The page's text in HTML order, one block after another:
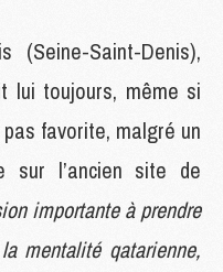
(Seine-Saint-Denis),
lui toujours, même si
favorite, malgré un
sur l’ancien site de
importante à prendre
mentalité qatarienne,